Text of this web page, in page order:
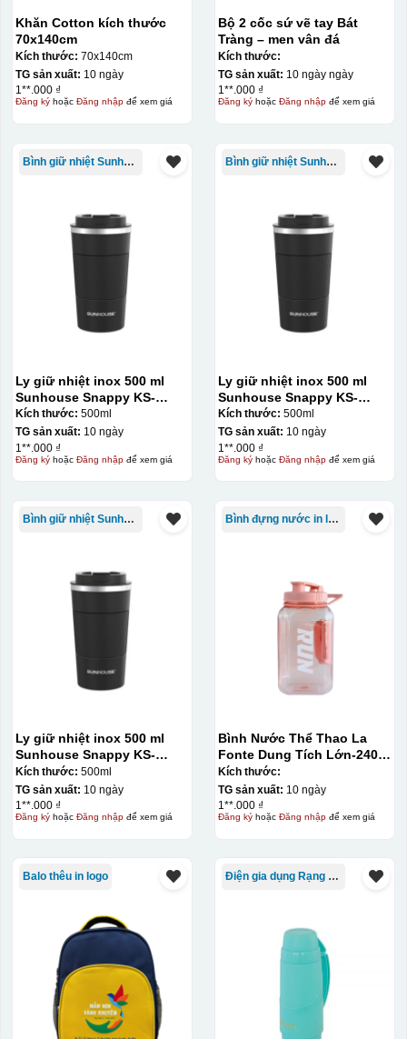
Khăn Cotton kích thước
70x140cm
Kích thước: 70x140cm
TG sản xuất: 10 ngày
1**.000 ₫
Đăng kýhoặc Đăng nhậpđể xem giá
Bộ 2 cốc sứ vẽ tay Bát
Tràng – men vân đá
Kích thước:
TG sản xuất: 10 ngày ngày
1**.000 ₫
Đăng kýhoặc Đăng nhậpđể xem giá
Bình giữ nhiệt Sunhouse
Ly giữ nhiệt inox 500 ml
Sunhouse Snappy KS-
TU500S
Kích thước: 500ml
TG sản xuất: 10 ngày
1**.000 ₫
Đăng kýhoặc Đăng nhậpđể xem giá
Bình giữ nhiệt Sunhouse
Ly giữ nhiệt inox 500 ml
Sunhouse Snappy KS-
TU500S
Kích thước: 500ml
TG sản xuất: 10 ngày
1**.000 ₫
Đăng kýhoặc Đăng nhậpđể xem giá
Bình giữ nhiệt Sunhouse
Ly giữ nhiệt inox 500 ml
Sunhouse Snappy KS-
TU500S
Kích thước: 500ml
TG sản xuất: 10 ngày
1**.000 ₫
Đăng kýhoặc Đăng nhậpđể xem giá
Bình đựng nước in logo
Bình Nước Thể Thao La
Fonte Dung Tích Lớn-2400
ML014892-BLU
Kích thước:
TG sản xuất: 10 ngày
1**.000 ₫
Đăng kýhoặc Đăng nhậpđể xem giá
Balo thêu in logo Điện gia dụng Rạng Đông